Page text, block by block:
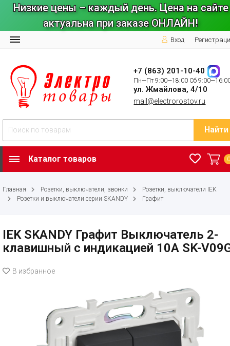
Низкие цены – каждый день. Цена на сайте
актуальна при заказе ОНЛАЙН!
Вход
+7 (863) 201-10-40
Пн—Пт 9:00—18:00 Сб
ул. Жмайлова, 4/10
mail@electrorostov.ru
Найти
Каталог товаров
Главная Розетки, выключатели, звонки
Розетки, выключатели IEK
Розетки и выключатели серии SKANDY
Графит
IEK SKANDY Графит Выключатель 2-
клавишный с индикацией 10А SK-
В избранное